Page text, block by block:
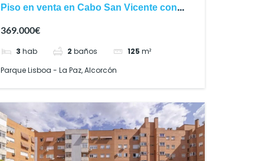
Piso en venta en Cabo San Vicente con
369.000€
3 hab 2 baños 125 m²
Parque Lisboa - La Paz, Alcorcón